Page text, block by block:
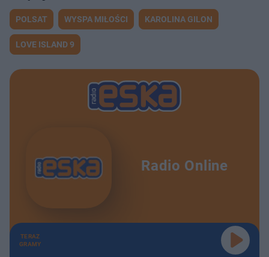
POLSAT WYSPA MIŁOŚCI KAROLINA GILON
LOVE ISLAND 9
Radio Online
TERAZ
GRAMY